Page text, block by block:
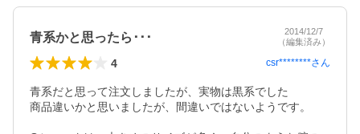
青系かと思ったら･･･
2014/12/7
（編集済み）
4 csr********さん
青系だと思って注文しましたが、実物は黒系でした
商品違いかと思いましたが、間違いではないようです。